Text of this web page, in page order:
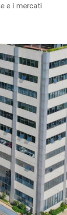
e i mercati